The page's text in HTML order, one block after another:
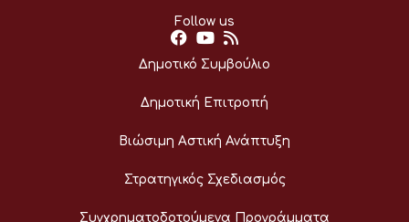
Follow us
Δημοτικό Συμβούλιο
Δημοτική Επιτροπή
Βιώσιμη Αστική Ανάπτυξη
Στρατηγικός Σχεδιασμός
Συγχρηματοδοτούμενα Προγράμματα